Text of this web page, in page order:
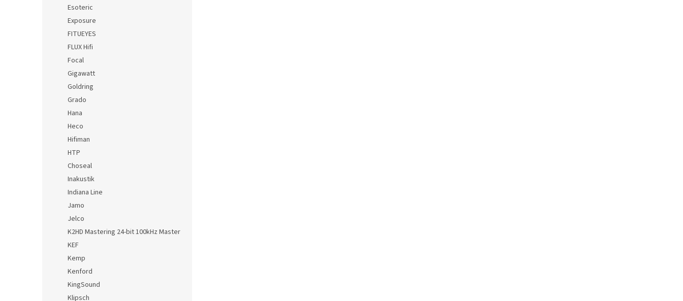
Esoteric
Exposure
FITUEYES
FLUX Hifi
Focal
Gigawatt
Goldring
Grado
Hana
Heco
Hifiman
HTP
Choseal
Inakustik
Indiana Line
Jamo
Jelco
K2HD Mastering 24-bit 100kHz Master
KEF
Kemp
Kenford
KingSound
Klipsch